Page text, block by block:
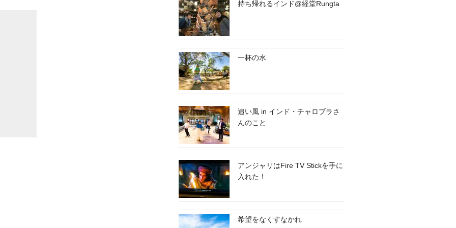
持ち帰れるインド@経堂Rungta
一杯の水
追い風 in インド・チャロブラさ
んのこと
アンジャリはFire TV Stickを手に
入れた！
希望をなくすなかれ